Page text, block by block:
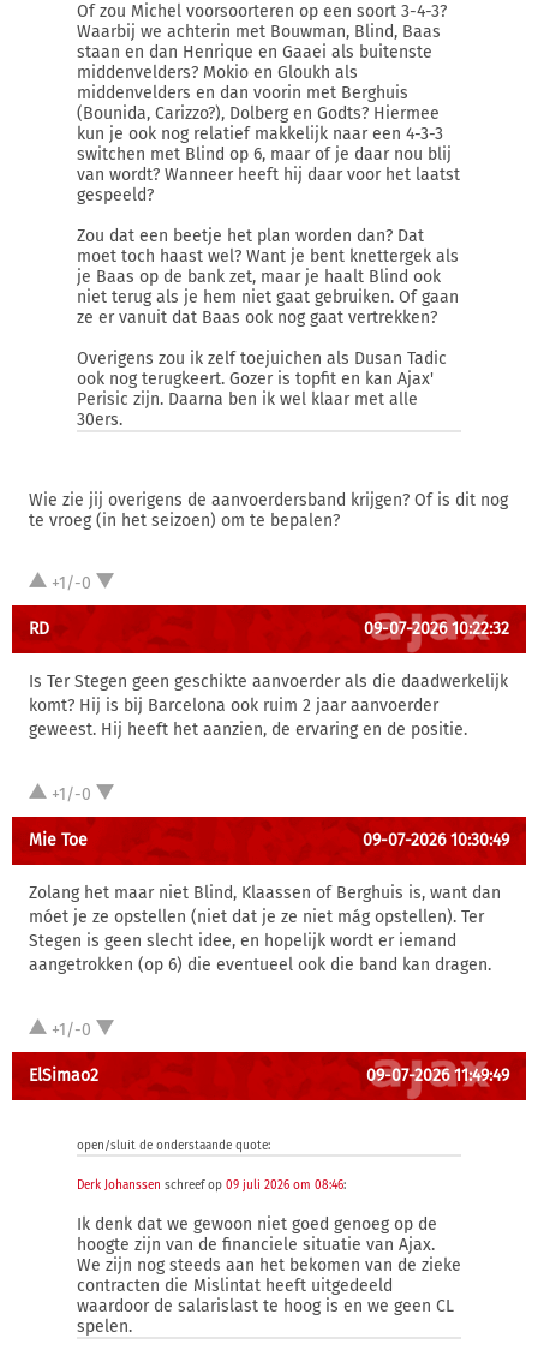
Of zou Michel voorsoorteren op een soort 3-4-3?
Waarbij we achterin met Bouwman, Blind, Baas
staan en dan Henrique en Gaaei als buitenste
middenvelders? Mokio en Gloukh als
middenvelders en dan voorin met Berghuis
(Bounida, Carizzo?), Dolberg en Godts? Hiermee
kun je ook nog relatief makkelijk naar een 4-3-3
switchen met Blind op 6, maar of je daar nou blij
van wordt? Wanneer heeft hij daar voor het laatst
gespeeld?
Zou dat een beetje het plan worden dan? Dat
moet toch haast wel? Want je bent knettergek als
je Baas op de bank zet, maar je haalt Blind ook
niet terug als je hem niet gaat gebruiken. Of gaan
ze er vanuit dat Baas ook nog gaat vertrekken?
Overigens zou ik zelf toejuichen als Dusan Tadic
ook nog terugkeert. Gozer is topfit en kan Ajax'
Perisic zijn. Daarna ben ik wel klaar met alle
30ers.
Wie zie jij overigens de aanvoerdersband krijgen? Of is dit nog
te vroeg (in het seizoen) om te bepalen?
+1/-0
RD 09-07-2026 10:22:32
Is Ter Stegen geen geschikte aanvoerder als die daadwerkelijk
komt? Hij is bij Barcelona ook ruim 2 jaar aanvoerder
geweest. Hij heeft het aanzien, de ervaring en de positie.
+1/-0
Mie Toe 09-07-2026 10:30:49
Zolang het maar niet Blind, Klaassen of Berghuis is, want dan
móet je ze opstellen (niet dat je ze niet mág opstellen). Ter
Stegen is geen slecht idee, en hopelijk wordt er iemand
aangetrokken (op 6) die eventueel ook die band kan dragen.
+1/-0
ElSimao2 09-07-2026 11:49:49
open/sluit de onderstaande quote:
Derk Johanssen schreef op 09 juli 2026 om 08:46:
Ik denk dat we gewoon niet goed genoeg op de
hoogte zijn van de financiele situatie van Ajax.
We zijn nog steeds aan het bekomen van de zieke
contracten die Mislintat heeft uitgedeeld
waardoor de salarislast te hoog is en we geen CL
spelen.